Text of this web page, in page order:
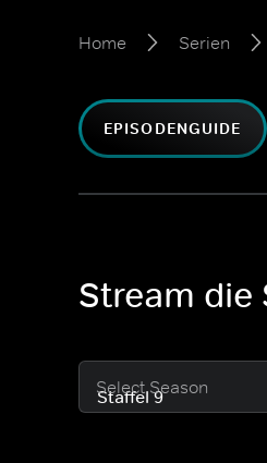
Home Serien
EPISODENGUIDE
Stream die
Select Season